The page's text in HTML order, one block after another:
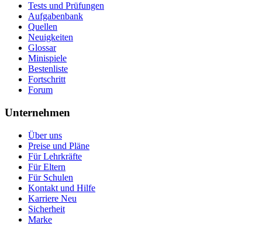
Tests und Prüfungen
Aufgabenbank
Quellen
Neuigkeiten
Glossar
Minispiele
Bestenliste
Fortschritt
Forum
Unternehmen
Über uns
Preise und Pläne
Für Lehrkräfte
Für Eltern
Für Schulen
Kontakt und Hilfe
Karriere Neu
Sicherheit
Marke